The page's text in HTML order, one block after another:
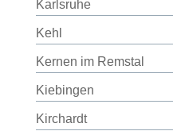
Karlsruhe
Kehl
Kernen im Remstal
Kiebingen
Kirchardt